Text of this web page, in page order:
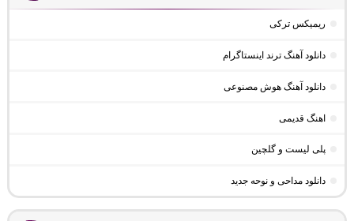
ریمیکس ترکی
دانلود آهنگ ترند اینستاگرام
دانلود آهنگ هوش مصنوعی
اهنگ قدیمی
پلی لیست و گلچین
دانلود مداحی و نوحه جدید